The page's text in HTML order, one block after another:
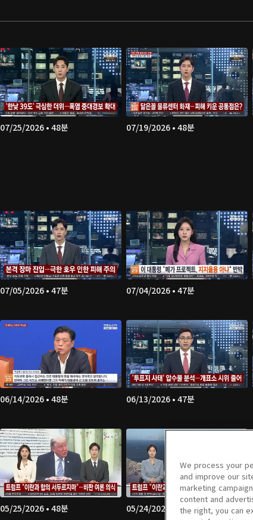
07/25/2026 • 48분 07/19/2026 • 48분
07/05/2026 • 47분 07/04/2026 • 47분
06/14/2026 • 48분 06/13/2026 • 47분
05/25/2026 • 48분 05/24/2026 • 48분
We process your
and improve our
marketing
content and
the right, you can